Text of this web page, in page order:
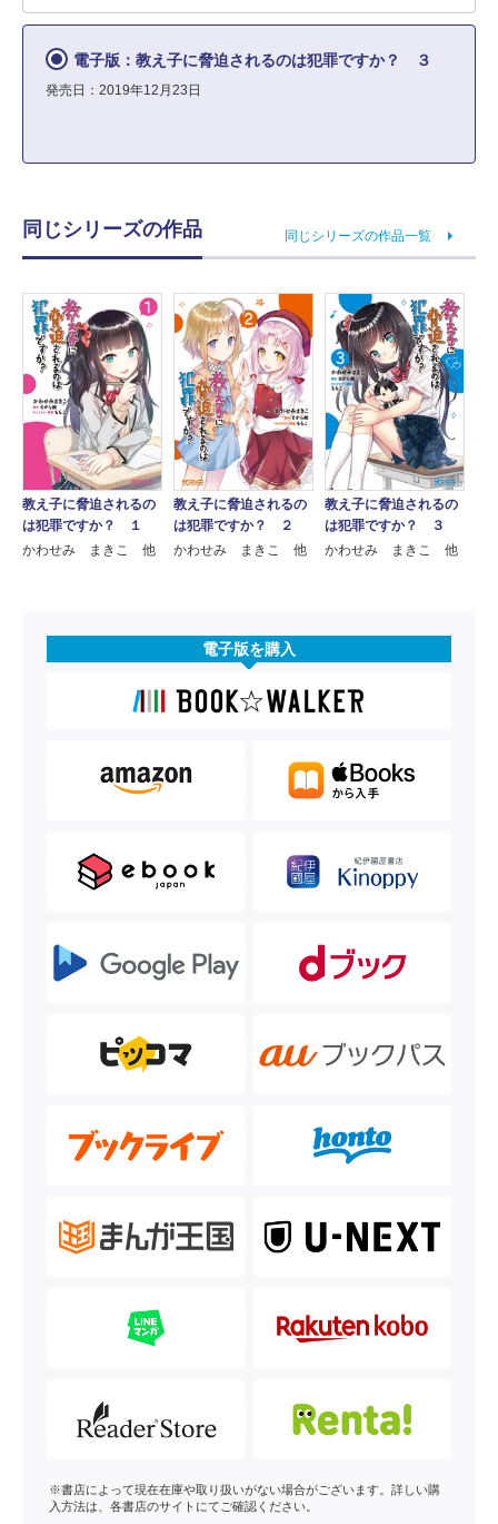
電子版：教え子に脅迫されるのは犯罪ですか？ ３
発売日：2019年12月23日
同じシリーズの作品 同じシリーズの作品一覧
教え子に脅迫されるの
は犯罪ですか？ １
かわせみ まきこ 他
教え子に脅迫されるの
は犯罪ですか？ ２
かわせみ まきこ 他
教え子に脅迫されるの
は犯罪ですか？ ３
かわせみ まきこ 他
電子版を購入
※書店によって現在在庫や取り扱いがない場合がございます。詳しい購
入方法は、各書店のサイトにてご確認ください。